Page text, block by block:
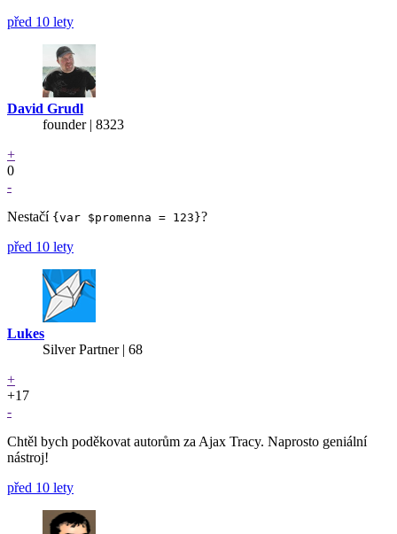
před 10 lety
David Grudl
founder | 8323
+
0
-
Nestačí {var $promenna = 123}?
před 10 lety
Lukes
Silver Partner| 68
+
+17
-
Chtěl bych poděkovat autorům za Ajax Tracy. Naprosto geniální
nástroj!
před 10 lety